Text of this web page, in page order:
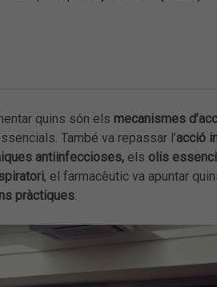
quins són els mecanismes
També va repassar l’acció
antiinfeccioses, els olis
, el farmacèutic va apuntar
pràctiques.